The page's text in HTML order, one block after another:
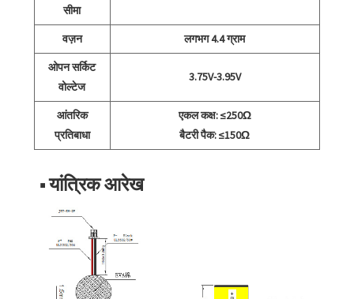
सीमा
वज़न
लगभग 4.4 ग्राम
ओपन सर्किट
वोल्टेज
3.75V-3.95V
आंतरिक
प्रतिबाधा
एकल कक्ष: ≤250Ω
बैटरी पैक: ≤150Ω
■ यांत्रिक आरेख